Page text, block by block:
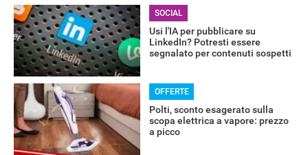
SOCIAL
Usi l'IA per pubblicare su
LinkedIn? Potresti essere
segnalato per contenuti sospetti
OFFERTE
Polti, sconto esagerato sulla
scopa elettrica a vapore: prezzo
a picco